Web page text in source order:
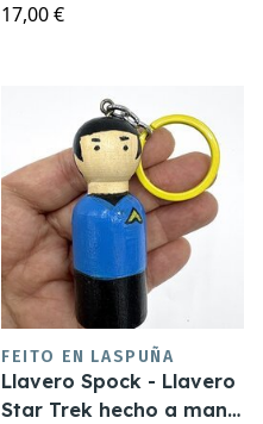
Miércoles Addams
17,00 €
FEITO EN LASPUÑA
Llavero Spock - Llavero
Star Trek hecho a mano